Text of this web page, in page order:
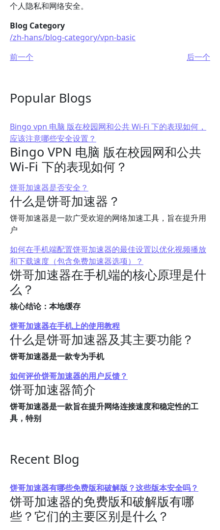
个人隐私和网络安全。
Blog Category
/zh-hans/blog-category/vpn-basic
前一个
后一个
Popular Blogs
Bingo vpn 电脑 版在校园网和公共 Wi-Fi 下的表现如何，
应该注意哪些安全设置？
Bingo VPN 电脑 版在校园网和公共
Wi-Fi 下的表现如何？
饼哥加速器是否安全？
什么是饼哥加速器？
饼哥加速器是一款广受欢迎的网络加速工具，旨在提升用
户
如何在手机端配置饼哥加速器的最佳设置以优化视频播放
和下载速度（包含免费加速器选项）？
饼哥加速器在手机端的核心原理是什
么？
核心结论：本地缓存
饼哥加速器在手机上的使用教程
什么是饼哥加速器及其主要功能？
饼哥加速器是一款专为手机
如何评价饼哥加速器的用户反馈？
饼哥加速器简介
饼哥加速器是一款旨在提升网络连接速度和稳定性的工
具，特别
Recent Blog
饼哥加速器有哪些免费版和破解版？这些版本安全吗？
饼哥加速器的免费版和破解版有哪
些？它们的主要区别是什么？